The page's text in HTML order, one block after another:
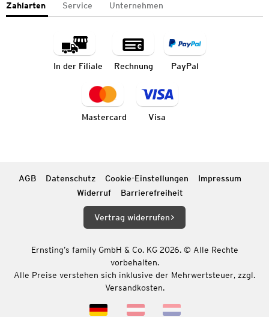
Zahlarten Service Unternehmen
In der Filiale Rechnung PayPal
Mastercard Visa
AGB Datenschutz Cookie-Einstellungen
Impressum
Widerruf
Barrierefreiheit
Vertrag widerrufen
Ernsting’s family GmbH & Co. KG 2026. © Alle Rechte
vorbehalten.
Alle Preise verstehen sich inklusive der Mehrwertsteuer, zzgl.
Versandkosten.